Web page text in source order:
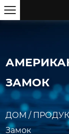
ЗАМОК
ДОМ/
Замок